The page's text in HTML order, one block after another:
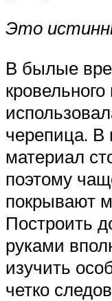
Это
В былые
черепица. В
материал
поэтому
покрывают
Построить
руками
изучить
четко